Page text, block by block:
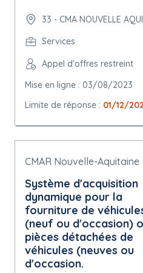
33 - CMA NOUVELLE
Services
Appel d'offres restreint
Mise en ligne : 03/08/2023
Limite de réponse : 01/12/
CMAR Nouvelle-Aquitaine
Système d'acquisition
dynamique pour la
fourniture de
(neuf ou d'occasion)
pièces détachées de
véhicules (neuves ou
d'occasion.